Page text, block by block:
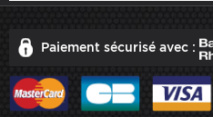
Paiement sécurisé avec :